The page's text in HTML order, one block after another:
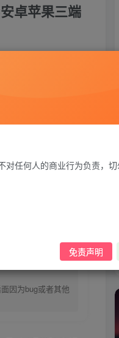
卓苹果三端
网---管理员《易云
因为bug或者其他
任何人的商业行为负责，切
免责声明